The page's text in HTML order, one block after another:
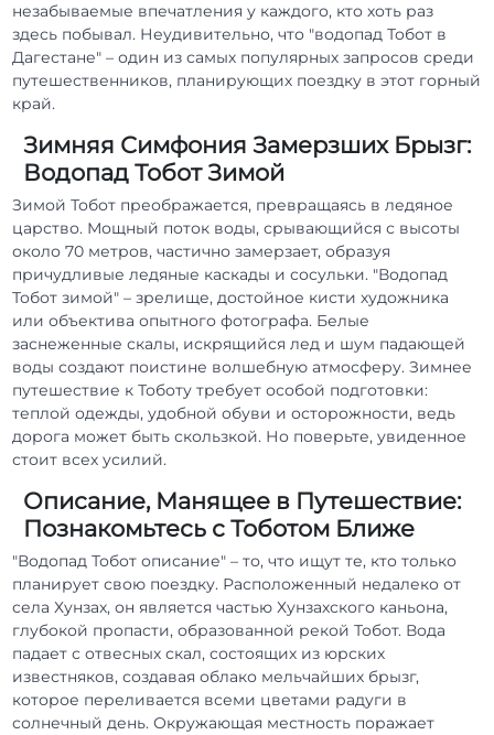
незабываемые впечатления у каждого, кто хоть раз
здесь побывал. Неудивительно, что "водопад Тобот в
Дагестане" – один из самых популярных запросов среди
путешественников, планирующих поездку в этот горный
край.
Зимняя Симфония Замерзших Брызг:
Водопад Тобот Зимой
Зимой Тобот преображается, превращаясь в ледяное
царство. Мощный поток воды, срывающийся с высоты
около 70 метров, частично замерзает, образуя
причудливые ледяные каскады и сосульки. "Водопад
Тобот зимой" – зрелище, достойное кисти художника
или объектива опытного фотографа. Белые
заснеженные скалы, искрящийся лед и шум падающей
воды создают поистине волшебную атмосферу. Зимнее
путешествие к Тоботу требует особой подготовки:
теплой одежды, удобной обуви и осторожности, ведь
дорога может быть скользкой. Но поверьте, увиденное
стоит всех усилий.
Описание, Манящее в Путешествие:
Познакомьтесь с Тоботом Ближе
"Водопад Тобот описание" – то, что ищут те, кто только
планирует свою поездку. Расположенный недалеко от
села Хунзах, он является частью Хунзахского каньона,
глубокой пропасти, образованной рекой Тобот. Вода
падает с отвесных скал, состоящих из юрских
известняков, создавая облако мельчайших брызг,
которое переливается всеми цветами радуги в
солнечный день. Окружающая местность поражает